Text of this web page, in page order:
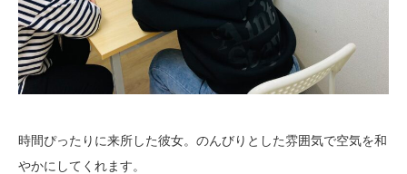
時間ぴったりに来所した彼女。のんびりとした雰囲気で空気を和
やかにしてくれます。